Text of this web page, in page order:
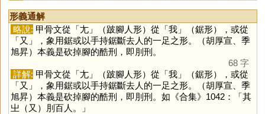
形義通解
略說: 甲骨文從「尢」（跛腳人形）從「我」（鋸形），或從
「又 」，象用鋸或以手持鋸斷去人的一足之形。（胡厚宣、季
旭昇）本義是砍掉腳的酷刑，即刖刑。
68 字
詳解: 甲骨文從「尢」（跛腳人形）從「我」（鋸形），或從
「又 」，象用鋸或以手持鋸斷去人的一足之形。（胡厚宣、季
旭昇）本義是砍掉腳的酷刑，即刖刑。如《合集》1042：「其
㞢（又）刖百人。」